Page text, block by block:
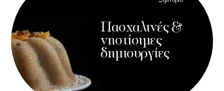
Πασχαλινές &
νηστίσιμες
δημιουργίες